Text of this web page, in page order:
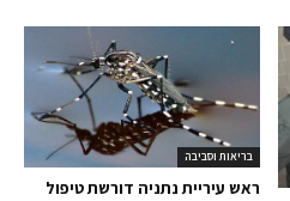
בריאות וסביבה
ראש עיריית נתניה דורשת טיפול